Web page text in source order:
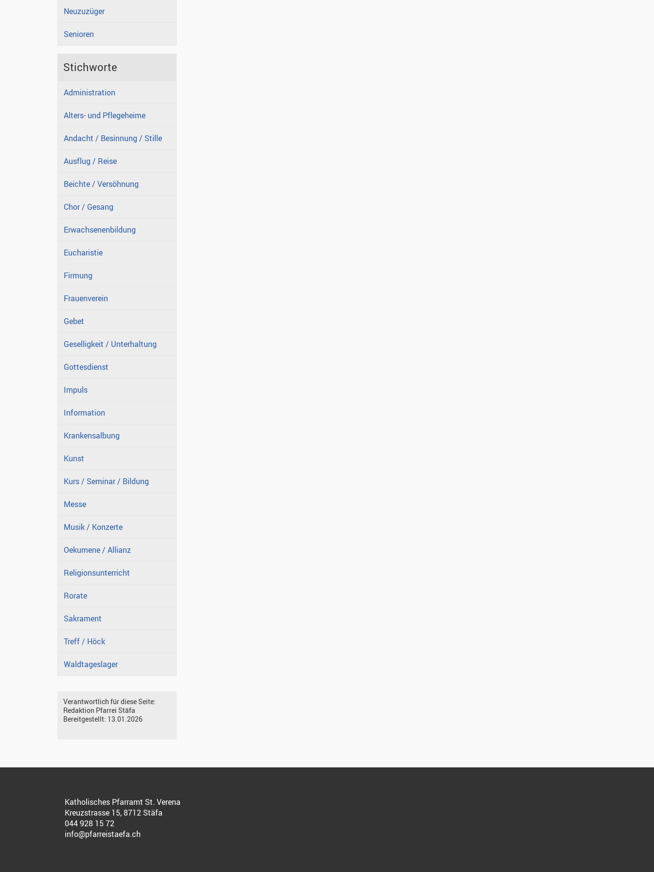
Neuzuzüger
Senioren
Stichworte
Administration
Alters- und Pflegeheime
Andacht / Besinnung / Stille
Ausflug / Reise
Beichte / Versöhnung
Chor / Gesang
Erwachsenenbildung
Eucharistie
Firmung
Frauenverein
Gebet
Geselligkeit / Unterhaltung
Gottesdienst
Impuls
Information
Krankensalbung
Kunst
Kurs / Seminar / Bildung
Messe
Musik / Konzerte
Oekumene / Allianz
Religionsunterricht
Rorate
Sakrament
Treff / Höck
Waldtageslager
Verantwortlich für diese Seite:
Redaktion Pfarrei Stäfa
Bereitgestellt: 13.01.2026
Katholisches Pfarramt St. Verena
Kreuzstrasse 15, 8712 Stäfa
044 928 15 72
info@pfarreistaefa.ch